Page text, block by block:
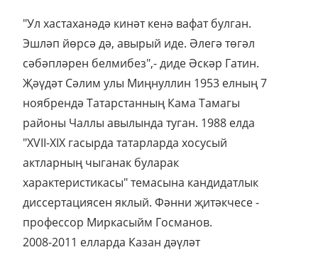
"Ул хастаханәдә кинәт кенә вафат булган.
Эшләп йөрсә дә, авырый иде. Әлегә төгәл
сәбәпләрен белмибез",- диде Әскәр Гатин.
Җәүдәт Сәлим улы Миңнуллин 1953 елның 7
ноябрендә Татарстанның Кама Тамагы
районы Чаллы авылында туган. 1988 елда
"XVII-XIX гасырда татарларда хосусый
актларның чыганак буларак
характеристикасы" темасына кандидатлык
диссертациясен яклый. Фәнни җитәкчесе -
профессор Миркасыйм Госманов.
2008-2011 елларда Казан дәүләт